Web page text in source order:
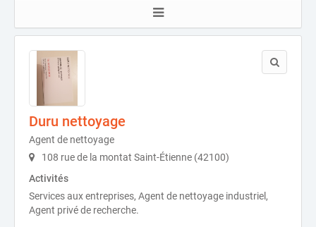
Duru nettoyage
Agent de nettoyage
108 rue de la montat Saint-Étienne (42100)
Activités
Services aux entreprises, Agent de nettoyage industriel,
Agent privé de recherche.